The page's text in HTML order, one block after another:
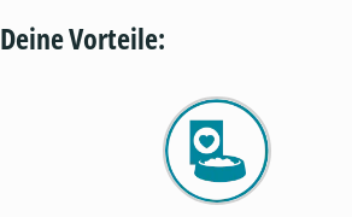
Deine Vorteile: